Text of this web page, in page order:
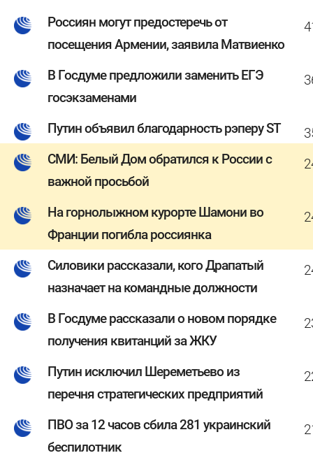
Россиян могут предостеречь от
посещения Армении, заявила Матвиенко
В Госдуме предложили заменить ЕГЭ
госэкзаменами
Путин объявил благодарность рэперу ST
СМИ: Белый Дом обратился к России с
важной просьбой
На горнолыжном курорте Шамони во
Франции погибла россиянка
Силовики рассказали, кого Драпатый
назначает на командные должности
В Госдуме рассказали о новом порядке
получения квитанций за ЖКУ
Путин исключил Шереметьево из
перечня стратегических предприятий
ПВО за 12 часов сбила 281 украинский
беспилотник